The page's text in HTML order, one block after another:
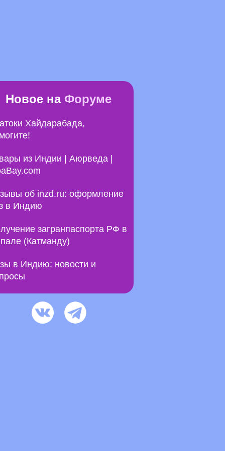
Новое на Форуме
Хайдарабада,
из Индии | Аюрведа |
об inzd.ru: оформление
в Индию
загранпаспорта РФ в
(Катманду)
в Индию: новости и